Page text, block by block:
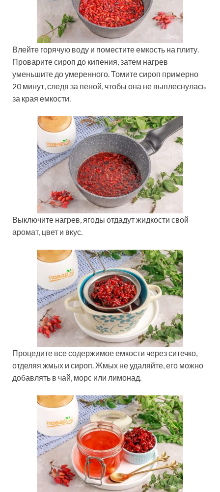
Влейте горячую воду и поместите емкость на плиту.
Проварите сироп до кипения, затем нагрев
уменьшите до умеренного. Томите сироп примерно
20 минут, следя за пеной, чтобы она не выплеснулась
за края емкости.
Выключите нагрев, ягоды отдадут жидкости свой
аромат, цвет и вкус.
Процедите все содержимое емкости через ситечко,
отделяя жмых и сироп. Жмых не удаляйте, его можно
добавлять в чай, морс или лимонад.